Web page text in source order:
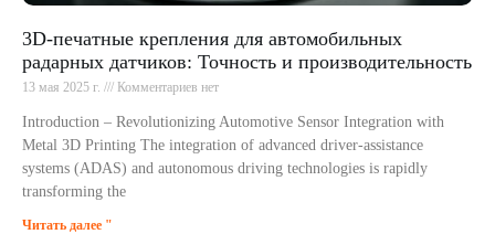
3D-печатные крепления для автомобильных
радарных датчиков: Точность и производительность
13 мая 2025 г. Комментариев нет
Introduction – Revolutionizing Automotive Sensor Integration with
Metal 3D Printing The integration of advanced driver-assistance
systems (ADAS) and autonomous driving technologies is rapidly
transforming the
Читать далее "